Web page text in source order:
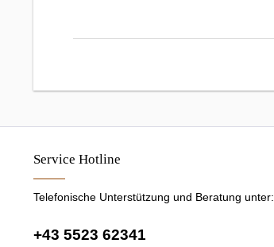
Service Hotline
Telefonische Unterstützung und Beratung unter:
+43 5523 62341